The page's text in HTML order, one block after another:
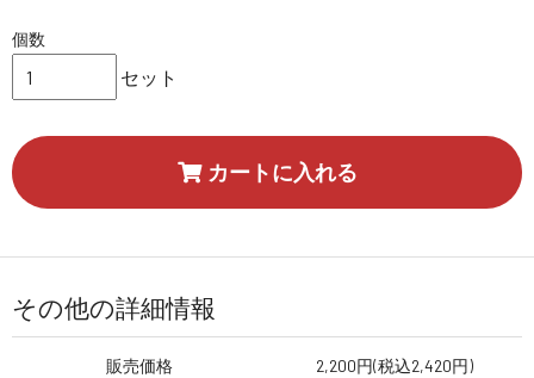
個数
セット
カートに入れる
その他の詳細情報
販売価格 2,200円(税込2,420円)